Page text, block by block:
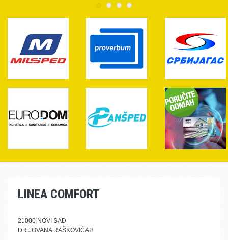
LINEA COMFORT
21000 NOVI SAD
DR JOVANA RAŠKOVIĆA 8